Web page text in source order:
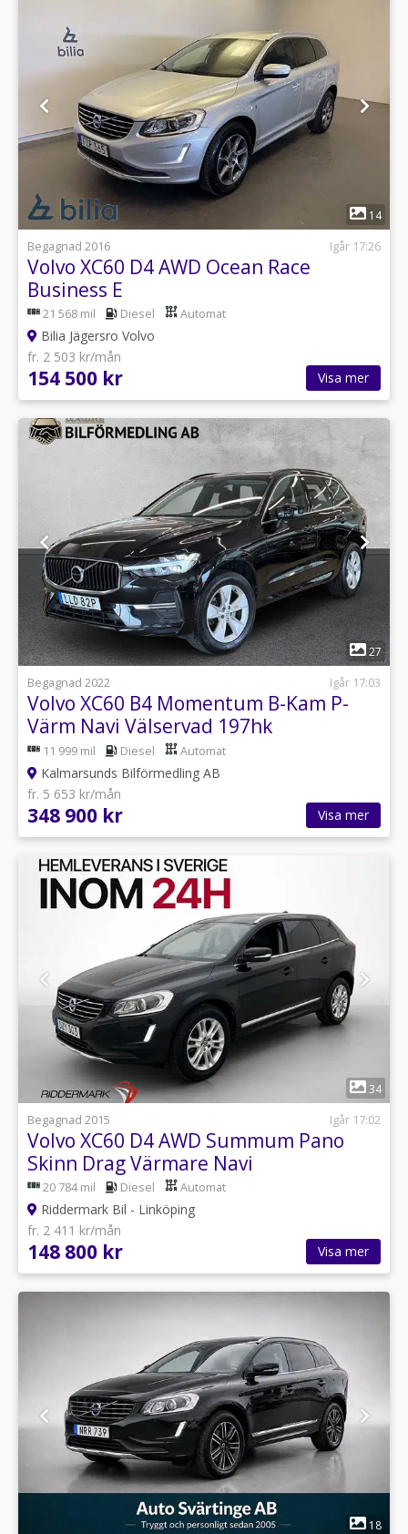
1
14
Begagnad 2016
Igår 17:26
Volvo XC60 D4 AWD Ocean Race
Business E
21 568 mil Diesel Automat
Bilia Jägersro Volvo
fr. 2 503 kr/mån
154 500 kr Visa mer
1
27
Begagnad 2022
Igår 17:03
Volvo XC60 B4 Momentum B-Kam P-
Värm Navi Välservad 197hk
11 999 mil Diesel Automat
Kalmarsunds Bilförmedling AB
fr. 5 653 kr/mån
348 900 kr Visa mer
1
34
Begagnad 2015
Igår 17:02
Volvo XC60 D4 AWD Summum Pano
Skinn Drag Värmare Navi
20 784 mil Diesel Automat
Riddermark Bil - Linköping
fr. 2 411 kr/mån
148 800 kr Visa mer
1
18